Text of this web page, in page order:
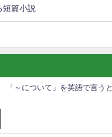
短篇小説
「～について」を英語で言うと